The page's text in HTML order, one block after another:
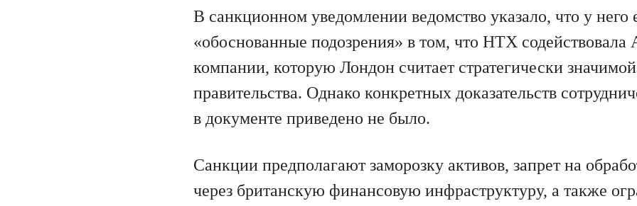
В санкционном уведомлении ведомство указало, что у него
«обоснованные подозрения» в том, что HTX
компании, которую Лондон считает стратегически
правительства. Однако конкретных доказательств
в документе приведено не было.
Санкции предполагают заморозку активов, запрет на
через британскую финансовую инфраструктуру, а также